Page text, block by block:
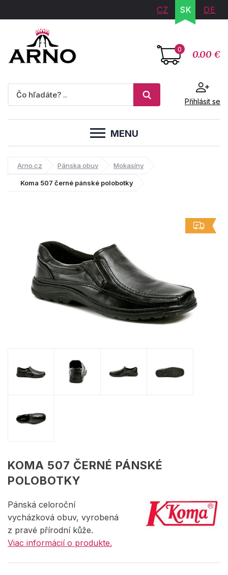
CZ SK DE
0 0.00 €
Přihlásit se
MENU
Arno.cz Pánska obuv Mokasíny
Koma 507 černé pánské polobotky
KOMA 507 ČERNÉ PÁNSKÉ
POLOBOTKY
Pánská celoroční
vycházková obuv, vyrobená
z pravé přírodní kůže.
Viac informácií o produkte.